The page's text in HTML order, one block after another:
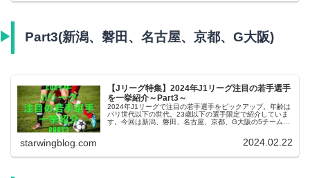
Part3(新潟、磐田、名古屋、京都、G大阪)
【Jリーグ特集】2024年J1リーグ注目の若手選手
を一挙紹介～Part3～
2024年J1リーグで注目の若手選手をピックアップ。年齢は
パリ世代以下の世代。23歳以下の選手限定で紹介していま
す。今回は新潟、磐田、名古屋、京都、G大阪の5チームで
starwingblog.com 2024.02.22